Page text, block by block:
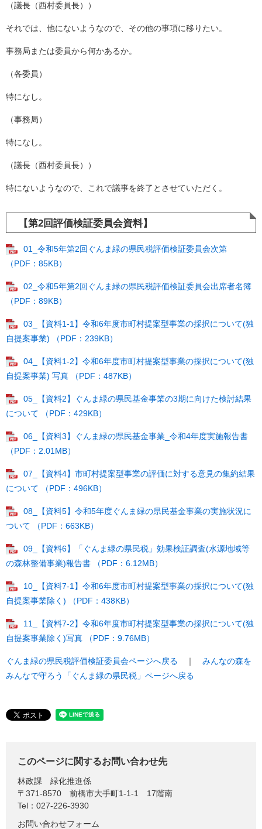
（議長（西村委員長））
それでは、他にないようなので、その他の事項に移りたい。
事務局または委員から何かあるか。
（各委員）
特になし。
（事務局）
特になし。
（議長（西村委員長））
特にないようなので、これで議事を終了とさせていただく。
【第2回評価検証委員会資料】
01_令和5年第2回ぐんま緑の県民税評価検証委員会次第
（PDF：85KB）
02_令和5年第2回ぐんま緑の県民税評価検証委員会出席者名簿
（PDF：89KB）
03_【資料1-1】令和6年度市町村提案型事業の採択について(独
自提案事業) （PDF：239KB）
04_【資料1-2】令和6年度市町村提案型事業の採択について(独
自提案事業) 写真 （PDF：487KB）
05_【資料2】ぐんま緑の県民基金事業の3期に向けた検討結果
について （PDF：429KB）
06_【資料3】ぐんま緑の県民基金事業_令和4年度実施報告書
（PDF：2.01MB）
07_【資料4】市町村提案型事業の評価に対する意見の集約結果
について （PDF：496KB）
08_【資料5】令和5年度ぐんま緑の県民基金事業の実施状況に
ついて （PDF：663KB）
09_【資料6】「ぐんま緑の県民税」効果検証調査(水源地域等
の森林整備事業)報告書 （PDF：6.12MB）
10_【資料7-1】令和6年度市町村提案型事業の採択について(独
自提案事業除く) （PDF：438KB）
11_【資料7-2】令和6年度市町村提案型事業の採択について(独
自提案事業除く)写真 （PDF：9.76MB）
ぐんま緑の県民税評価検証委員会ページへ戻る ｜ みんなの森を
みんなで守ろう「ぐんま緑の県民税」ページへ戻る
このページに関するお問い合わせ先
林政課
緑化推進係
〒371-8570
前橋市大手町1-1-1 17階南
Tel：027-226-3930
お問い合わせフォーム